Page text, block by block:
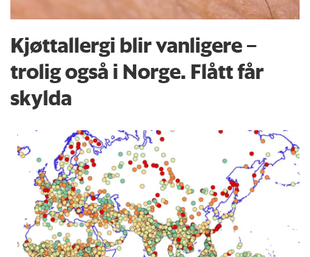
Kjøttallergi blir vanligere –
trolig også i Norge. Flått får
skylda